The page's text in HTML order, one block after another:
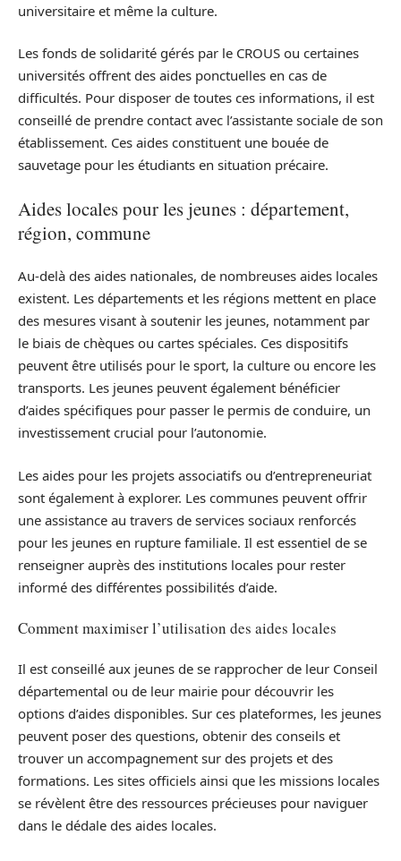
universitaire et même la culture.
Les fonds de solidarité gérés par le CROUS ou certaines
universités offrent des aides ponctuelles en cas de
difficultés. Pour disposer de toutes ces informations, il est
conseillé de prendre contact avec l’assistante sociale de son
établissement. Ces aides constituent une bouée de
sauvetage pour les étudiants en situation précaire.
Aides locales pour les jeunes : département,
région, commune
Au-delà des aides nationales, de nombreuses aides locales
existent. Les départements et les régions mettent en place
des mesures visant à soutenir les jeunes, notamment par
le biais de chèques ou cartes spéciales. Ces dispositifs
peuvent être utilisés pour le sport, la culture ou encore les
transports. Les jeunes peuvent également bénéficier
d’aides spécifiques pour passer le permis de conduire, un
investissement crucial pour l’autonomie.
Les aides pour les projets associatifs ou d’entrepreneuriat
sont également à explorer. Les communes peuvent offrir
une assistance au travers de services sociaux renforcés
pour les jeunes en rupture familiale. Il est essentiel de se
renseigner auprès des institutions locales pour rester
informé des différentes possibilités d’aide.
Comment maximiser l’utilisation des aides locales
Il est conseillé aux jeunes de se rapprocher de leur Conseil
départemental ou de leur mairie pour découvrir les
options d’aides disponibles. Sur ces plateformes, les jeunes
peuvent poser des questions, obtenir des conseils et
trouver un accompagnement sur des projets et des
formations. Les sites officiels ainsi que les missions locales
se révèlent être des ressources précieuses pour naviguer
dans le dédale des aides locales.